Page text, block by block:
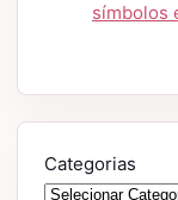
símbolos
Categorias